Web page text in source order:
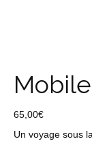
65,00€
Un voyage sous